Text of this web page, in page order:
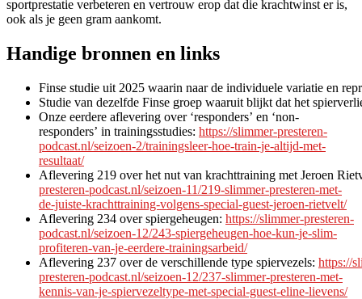
sportprestatie verbeteren en vertrouw erop dat die krachtwinst er is,
ook als je geen gram aankomt.
Handige bronnen en links
Finse studie uit 2025 waarin naar de individuele variatie en
Studie van dezelfde Finse groep waaruit blijkt dat het
Onze eerdere aflevering over ‘responders’ en ‘non-
responders’ in trainingsstudies: https://slimmer-presteren-
podcast.nl/seizoen-2/trainingsleer-hoe-train-je-altijd-met-
resultaat/
Aflevering 219 over het nut van krachttraining met Jeroen
presteren-podcast.nl/seizoen-11/219-slimmer-presteren-met-
de-juiste-krachttraining-volgens-special-guest-jeroen-rietvelt/
Aflevering 234 over spiergeheugen: https://slimmer-presteren-
podcast.nl/seizoen-12/243-spiergeheugen-hoe-kun-je-slim-
profiteren-van-je-eerdere-trainingsarbeid/
Aflevering 237 over de verschillende type spiervezels: https://
presteren-podcast.nl/seizoen-12/237-slimmer-presteren-met-
kennis-van-je-spiervezeltype-met-special-guest-eline-lievens/